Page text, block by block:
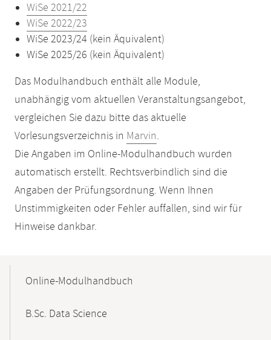
WiSe 2021/22
WiSe 2022/23
WiSe 2023/24 (kein Äquivalent)
WiSe 2025/26 (kein Äquivalent)
Das Modulhandbuch enthält alle Module,
unabhängig vom aktuellen Veranstaltungsangebot,
vergleichen Sie dazu bitte das aktuelle
Vorlesungsverzeichnis in Marvin.
Die Angaben im Online-Modulhandbuch wurden
automatisch erstellt. Rechtsverbindlich sind die
Angaben der Prüfungsordnung. Wenn Ihnen
Unstimmigkeiten oder Fehler auffallen, sind wir für
Hinweise dankbar.
NavigationOnline-Modulhandbuch
B.Sc. Data Science